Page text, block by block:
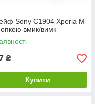
Sony C1904 Xperia M
вмик/вимк
₴
Купити